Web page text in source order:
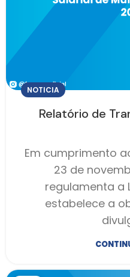
NOTICIA
Relatório de
Em cumprimento
23 de
regulamenta a
estabelece a